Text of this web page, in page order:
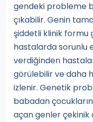
gendeki probleme
çıkabilir. Genin
şiddetli klinik formu
hastalarda sorunlu
verdiğinden
görülebilir ve daha
izlenir. Genetik
babadan
açan genler çekinik